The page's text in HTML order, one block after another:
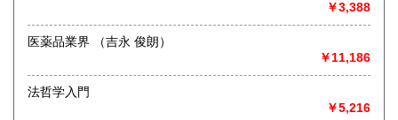
￥3,388
医薬品業界 （吉永 俊朗）
￥11,186
法哲学入門
￥5,216